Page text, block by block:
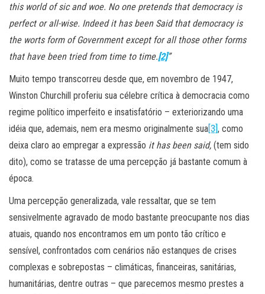
this world of sic and woe. No one pretends that democracy is
perfect or all-wise. Indeed it has been Said that democracy is
the worts form of Government except for all those other forms
that have been tried from time to time.[2]”
Muito tempo transcorreu desde que, em novembro de 1947,
Winston Churchill proferiu sua célebre crítica à democracia como
regime político imperfeito e insatisfatório – exteriorizando uma
idéia que, ademais, nem era mesmo originalmente sua[3], como
deixa claro ao empregar a expressão it has been said, (tem sido
dito), como se tratasse de uma percepção já bastante comum à
época.
Uma percepção generalizada, vale ressaltar, que se tem
sensivelmente agravado de modo bastante preocupante nos dias
atuais, quando nos encontramos em um ponto tão crítico e
sensível, confrontados com cenários não estanques de crises
complexas e sobrepostas – climáticas, financeiras, sanitárias,
humanitárias, dentre outras – que parecemos mesmo prestes a